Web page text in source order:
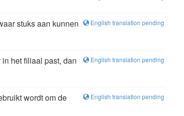
English translation pending
stuks aan kunnen
English translation pending
het filiaal past, dan
English translation pending
wordt om de